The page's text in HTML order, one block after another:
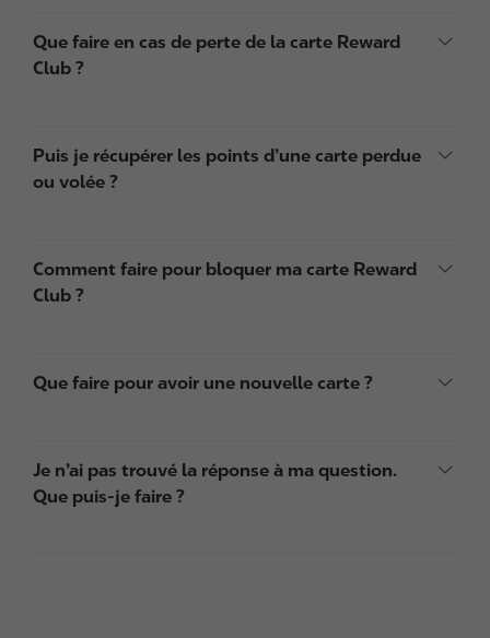
Que faire en cas de perte de la carte Reward
Club ?
Puis je récupérer les points d’une carte perdue
ou volée ?
Comment faire pour bloquer ma carte Reward
Club ?
Que faire pour avoir une nouvelle carte ?
Je n’ai pas trouvé la réponse à ma question.
Que puis-je faire ?